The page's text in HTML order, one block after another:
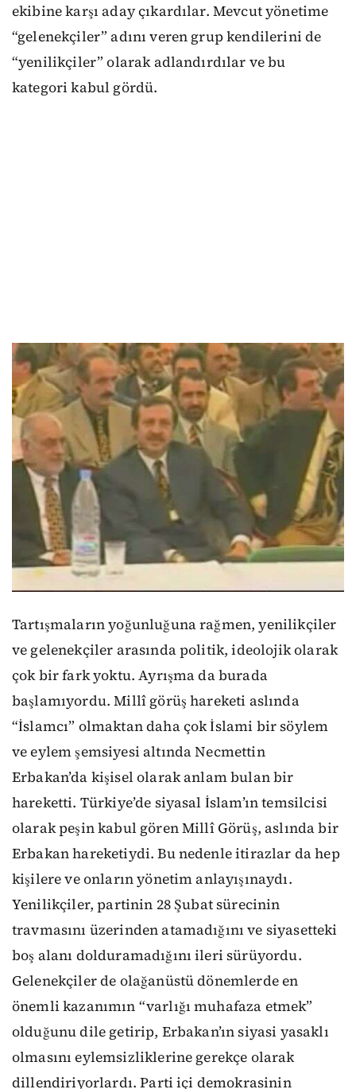
ekibine karşı aday çıkardılar. Mevcut yönetime
“gelenekçiler” adını veren grup kendilerini de
“yenilikçiler” olarak adlandırdılar ve bu
kategori kabul gördü.
Tartışmaların yoğunluğuna rağmen, yenilikçiler
ve gelenekçiler arasında politik, ideolojik olarak
çok bir fark yoktu. Ayrışma da burada
başlamıyordu. Millî görüş hareketi aslında
“İslamcı” olmaktan daha çok İslami bir söylem
ve eylem şemsiyesi altında Necmettin
Erbakan’da kişisel olarak anlam bulan bir
hareketti. Türkiye’de siyasal İslam’ın temsilcisi
olarak peşin kabul gören Millî Görüş, aslında bir
Erbakan hareketiydi. Bu nedenle itirazlar da hep
kişilere ve onların yönetim anlayışınaydı.
Yenilikçiler, partinin 28 Şubat sürecinin
travmasını üzerinden atamadığını ve siyasetteki
boş alanı dolduramadığını ileri sürüyordu.
Gelenekçiler de olağanüstü dönemlerde en
önemli kazanımın “varlığı muhafaza etmek”
olduğunu dile getirip, Erbakan’ın siyasi yasaklı
olmasını eylemsizliklerine gerekçe olarak
dillendiriyorlardı. Parti içi demokrasinin